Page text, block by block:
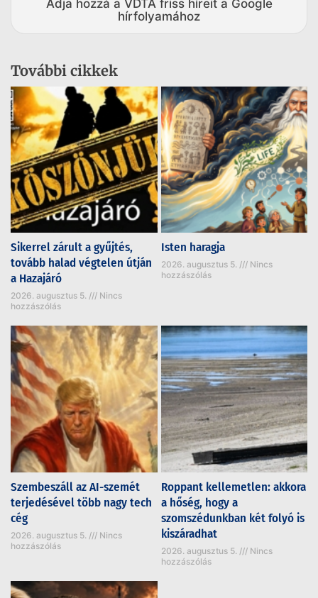
Adja hozzá a VDTA friss híreit a Google
hírfolyamához
További cikkek
Sikerrel zárult a gyűjtés,
tovább halad végtelen útján
a Hazajáró
2026. augusztus 5.
Nincs
hozzászólás
Isten haragja
2026. augusztus 5.
Nincs
hozzászólás
Szembeszáll az AI-szemét
terjedésével több nagy tech
cég
2026. augusztus 5.
Nincs
hozzászólás
Roppant kellemetlen: akkora
a hőség, hogy a
szomszédunkban két folyó is
kiszáradhat
2026. augusztus 5.
Nincs
hozzászólás